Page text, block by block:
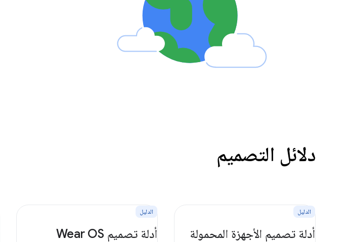
دلائل التصميم
الدليل
أدلة تصميم الأجهزة المحمولة
الدليل
أدلة تصميم Wear OS